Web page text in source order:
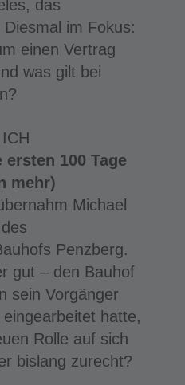
das
im Fokus:
einen Vertrag
was gilt bei
100 Tage
mehr)
Michael
Penzberg.
gut – den Bauhof
sein Vorgänger
hatte,
Rolle auf sich
bislang zurecht?